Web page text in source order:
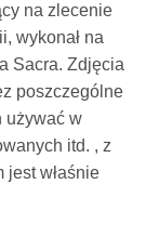
na zlecenie
wykonał na
Sacra. Zdjęcia
poszczególne
używać w
itd. , z
jest właśnie